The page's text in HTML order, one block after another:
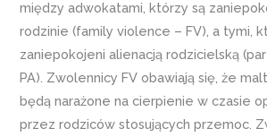
między adwokatami, którzy są
rodzinie (family violence – FV), a tymi,
zaniepokojeni alienacją rodzicielską
PA). Zwolennicy FV obawiają się, że
będą narażone na cierpienie w czasie
przez rodziców stosujących przemoc.